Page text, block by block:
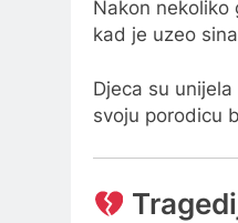
Nakon nekoliko
kad je uzeo
Djeca su
svoju porodicu